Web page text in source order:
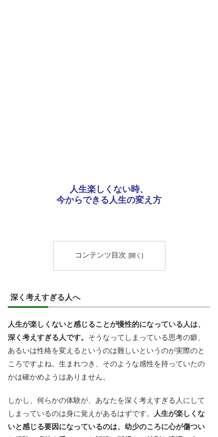
人生楽しくない時、
今からできる人生の変え方
コンテンツ目次
深く考えすぎる人へ
人生が楽しくないと感じることが慢性的になっている人は、
深く考えすぎる人です。 そうなってしまっている思考の癖、
あるいは性格を変えるというのは難しいというのが実際のと
ころですよね。生まれつき、そのような感性を持っていたの
かは確かめようはありません。
しかし、何らかの体験が、あなたを深く考えすぎる人にして
しまっているのは身に覚えがあるはずです。
人生が楽しくな
いと感じる要因になっているのは、幼少のころに心が傷つい